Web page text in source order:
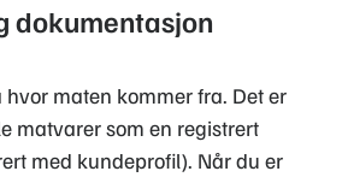
dokumentasjon
hvor maten kommer fra. Det er
matvarer som en registrert
med kundeprofil). Når du er